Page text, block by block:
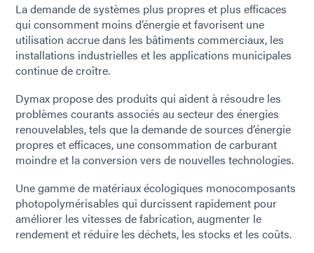
La demande de systèmes plus propres et plus efficaces
qui consomment moins d’énergie et favorisent une
utilisation accrue dans les bâtiments commerciaux, les
installations industrielles et les applications municipales
continue de croître.
Dymax propose des produits qui aident à résoudre les
problèmes courants associés au secteur des énergies
renouvelables, tels que la demande de sources d’énergie
propres et efficaces, une consommation de carburant
moindre et la conversion vers de nouvelles technologies.
Une gamme de matériaux écologiques monocomposants
photopolymérisables qui durcissent rapidement pour
améliorer les vitesses de fabrication, augmenter le
rendement et réduire les déchets, les stocks et les coûts.